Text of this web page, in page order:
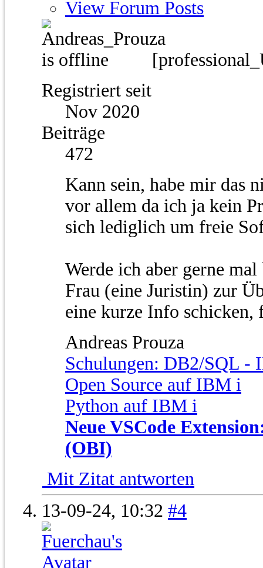
View Forum Posts
Registriert seit
Nov 2020
Beiträge
472
Kann sein, habe mir das
vor allem da ich ja kein
sich lediglich um freie
Werde ich aber gerne
Frau (eine Juristin) zur
eine kurze Info schicken,
Andreas Prouza
Schulungen: DB2/SQL -
Open Source auf IBM i
Python auf IBM i
Neue VSCode
(OBI)
Mit Zitat antworten
13-09-24, 10:32 #4